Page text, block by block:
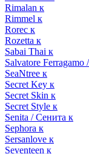
Rimalan к
Rimmel к
Rorec к
Rozetta к
Sabai Thai к
Salvatore
SeaNtree к
Secret Key к
Secret Skin к
Secret Style к
Senita / Сенита к
Sephora к
Sersanlove к
Seventeen к